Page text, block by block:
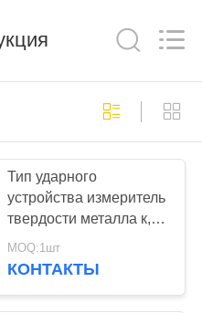
Тип ударного
устройства измеритель
твердости металла к,
Хандхэльд измеритель
твердости для
MOQ:1шт
КОНТАКТЫ